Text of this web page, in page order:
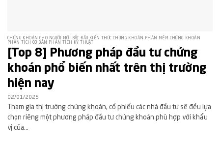
CHỨNG KHOÁN CHO NGƯỜI MỚI BẮT ĐẦU KIẾN THỨC CHỨNG KHOÁN PHẦN MỀM CHỨNG KHOÁN
PHÂN TÍCH CƠ BẢN PHÂN TÍCH KỸ THUẬT
[Top 8] Phương pháp đầu tư chứng
khoán phổ biến nhất trên thị trường
hiện nay
02/01/2025
Tham gia thị trường chứng khoán, cổ phiếu các nhà đầu tư sẽ đều lựa
chọn riêng một phương pháp đầu tư chứng khoán phù hợp với khẩu
vị của...